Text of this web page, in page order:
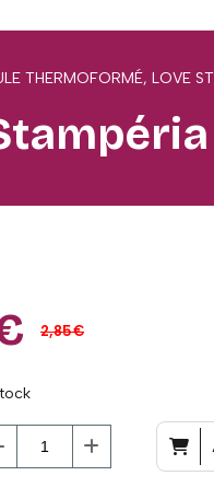
THERMOFORMÉ, LOVE
2,85€